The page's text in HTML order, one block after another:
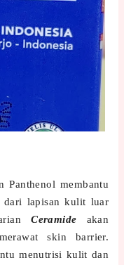
Panthenol membantu
dari lapisan kulit luar
Ceramide akan
skin barrier.
menutrisi kulit dan